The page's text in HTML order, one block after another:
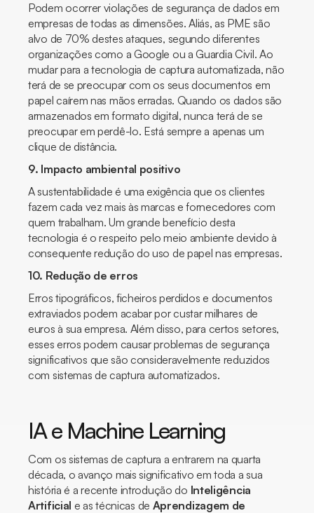
Podem ocorrer violações de segurança de dados em
empresas de todas as dimensões. Aliás, as PME são
alvo de 70% destes ataques, segundo diferentes
organizações como a Google ou a Guardia Civil. Ao
mudar para a tecnologia de captura automatizada, não
terá de se preocupar com os seus documentos em
papel caírem nas mãos erradas. Quando os dados são
armazenados em formato digital, nunca terá de se
preocupar em perdê-lo. Está sempre a apenas um
clique de distância.
9. Impacto ambiental positivo
A sustentabilidade é uma exigência que os clientes
fazem cada vez mais às marcas e fornecedores com
quem trabalham. Um grande benefício desta
tecnologia é o respeito pelo meio ambiente devido à
consequente redução do uso de papel nas empresas.
10. Redução de erros
Erros tipográficos, ficheiros perdidos e documentos
extraviados podem acabar por custar milhares de
euros à sua empresa. Além disso, para certos setores,
esses erros podem causar problemas de segurança
significativos que são consideravelmente reduzidos
com sistemas de captura automatizados.
IA e Machine Learning
Com os sistemas de captura a entrarem na quarta
década, o avanço mais significativo em toda a sua
história é a recente introdução do Inteligência
Artificial e as técnicas de Aprendizagem de